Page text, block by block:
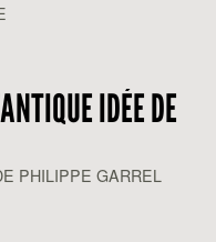
IDÉE DE
PHILIPPE GARREL